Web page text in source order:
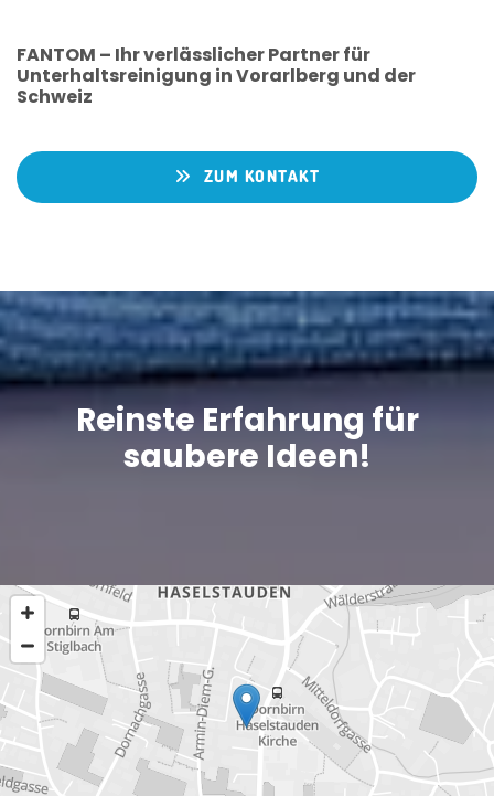
FANTOM – Ihr verlässlicher Partner für
Unterhaltsreinigung in Vorarlberg und der
Schweiz
ZUM KONTAKT
Reinste Erfahrung für
saubere Ideen!